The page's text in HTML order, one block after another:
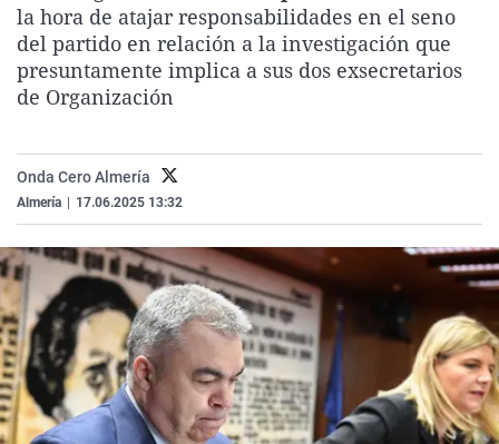
La rosa de los vientos
Gente viajera
Caso
Retornados
Extremadura
Galicia
Virales
Televisión
la hora de atajar responsabilidades en el seno
del partido en relación a la investigación que
presuntamente implica a sus dos exsecretarios
de Organización
Onda Cero Almería
Almería 17.06.2025 13:32